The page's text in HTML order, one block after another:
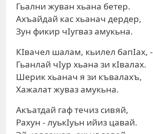
Гьални жуван хьана бетер.
Ахъайдай кас хьанач дердер,
Зун фикир чIугваз амукьна.
КIвачел шалам, кьилел бапIах, -
Гьанлай чIур хьана зи кIвалах.
Шерик хьанач я зи къвалахъ,
Хажалат жуваз амукьна.
Акъатдай гаф течиз сивяй,
Рахун - луькIуьн ийиз цавай.